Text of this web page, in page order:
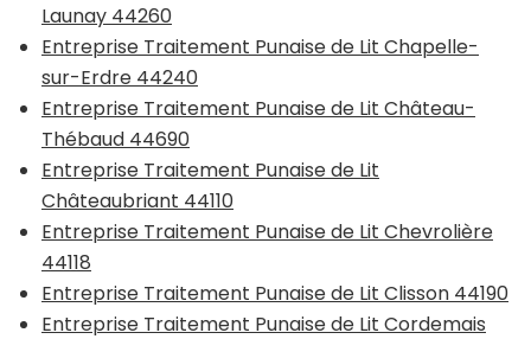
Launay 44260
Entreprise Traitement Punaise de Lit Chapelle-
sur-Erdre 44240
Entreprise Traitement Punaise de Lit Château-
Thébaud 44690
Entreprise Traitement Punaise de Lit
Châteaubriant 44110
Entreprise Traitement Punaise de Lit Chevrolière
44118
Entreprise Traitement Punaise de Lit Clisson 44190
Entreprise Traitement Punaise de Lit Cordemais